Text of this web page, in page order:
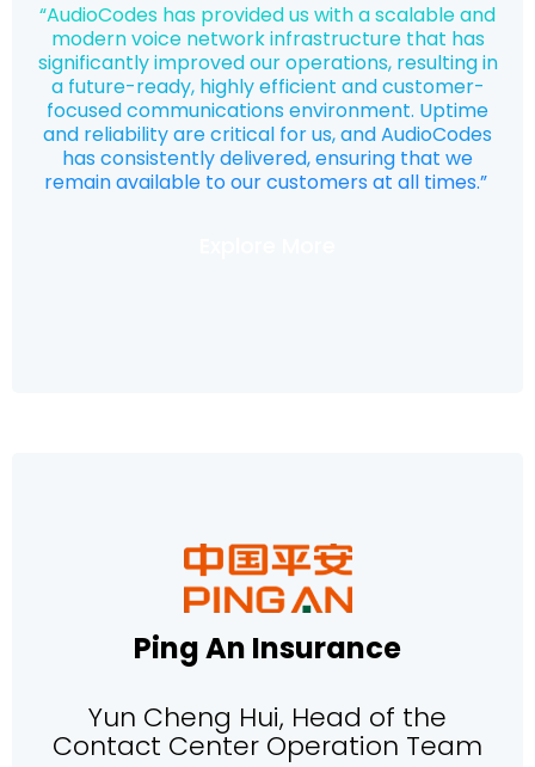
“AudioCodes has provided us with a scalable and
modern voice network infrastructure that has
significantly improved our operations, resulting in
a future-ready, highly efficient and customer-
focused communications environment. Uptime
and reliability are critical for us, and AudioCodes
has consistently delivered, ensuring that we
remain available to our customers at all times.”
Ping An Insurance
Yun Cheng Hui, Head of the
Contact Center Operation Team